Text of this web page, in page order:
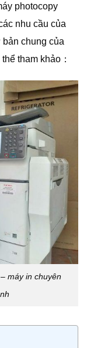
photocopy
nhu cầu của
chung của
tham khảo：
máy in chuyên